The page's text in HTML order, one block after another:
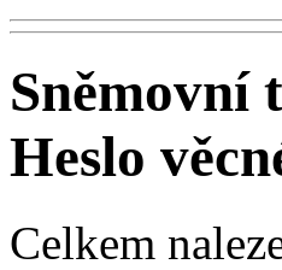
Sněmovní
Heslo
Celkem